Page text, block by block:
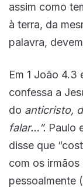
assim como
à terra, da
palavra,
Em 1 João 4.3
confessa a
do anticristo,
falar…”. Paulo
disse que
com os
pessoalmente